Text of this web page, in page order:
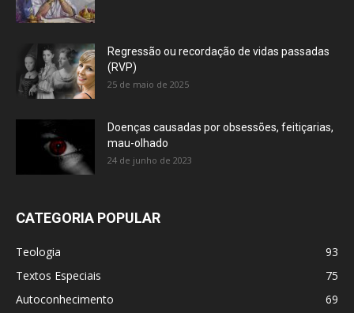
Regressão ou recordação de vidas passadas
(RVP)
25 de maio de 2025
Doenças causadas por obsessões, feitiçarias,
mau-olhado
24 de junho de 2023
CATEGORIA POPULAR
Teologia
93
Textos Especiais
75
Autoconhecimento
69